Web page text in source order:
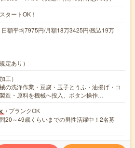
タートOK！
額平均7975円/月額18万3425円/残込19万
定あり）
工）
の洗浄作業・豆腐・玉子とうふ・油揚げ・コ
造・原料を機械へ投入、ボタン操作…
/ ブランクOK
20～49歳くらいまでの男性活躍中！2名募